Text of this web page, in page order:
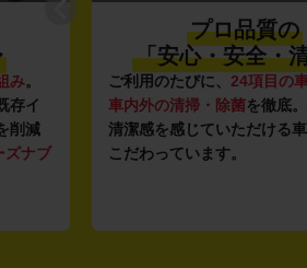
み。
存イ
削減
ズナブ
プロ品質の
「安心・安全・
ご利用のたびに、 24項目の
車内外の清掃・除菌を徹底
清潔感を感じていただける
こだわっています。